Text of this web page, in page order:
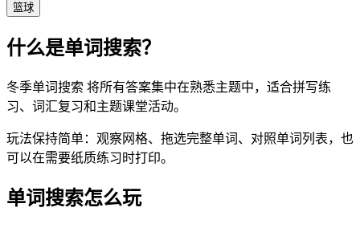
篮球
什么是单词搜索？
冬季单词搜索 将所有答案集中在熟悉主题中，适合拼写练
习、词汇复习和主题课堂活动。
玩法保持简单：观察网格、拖选完整单词、对照单词列表，也
可以在需要纸质练习时打印。
单词搜索怎么玩